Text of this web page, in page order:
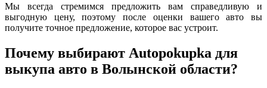
Мы всегда стремимся предложить вам справедливую и
выгодную цену, поэтому после оценки вашего авто вы
получите точное предложение, которое вас устроит.
Почему выбирают Autopokupka для
выкупа авто в Волынской области?